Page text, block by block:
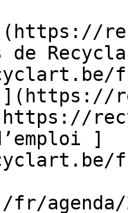
de
](https://
]